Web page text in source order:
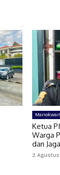
Manokwari
Ketua
Warga
dan
2